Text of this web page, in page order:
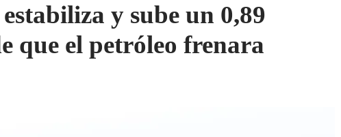
y sube un 0,89
que el petróleo frenara